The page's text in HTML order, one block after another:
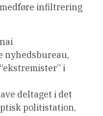
infiltrering
nyhedsbureau,
i
deltaget i det
politistation,